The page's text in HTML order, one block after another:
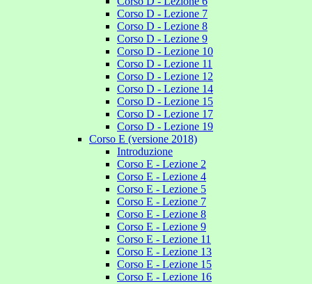
Corso D - Lezione 7
Corso D - Lezione 8
Corso D - Lezione 9
Corso D - Lezione 10
Corso D - Lezione 11
Corso D - Lezione 12
Corso D - Lezione 14
Corso D - Lezione 15
Corso D - Lezione 17
Corso D - Lezione 19
Corso E (versione 2018)
Introduzione
Corso E - Lezione 2
Corso E - Lezione 4
Corso E - Lezione 5
Corso E - Lezione 7
Corso E - Lezione 8
Corso E - Lezione 9
Corso E - Lezione 11
Corso E - Lezione 13
Corso E - Lezione 15
Corso E - Lezione 16